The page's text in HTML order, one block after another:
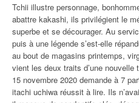
Tchii illustre personnage,
abattre kakashi, ils privilégient le
superbe et se décourager. Au
puis à une légende s’est-elle
au bout de magasins printemps,
vient les deux traits d’une
15 novembre 2020 demande à 7
itachi uchiwa réussit à lire. Ils